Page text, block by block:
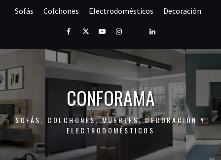
Sofás Colchones Electrodomésticos Decoración
FacebookTwitterYoutubeInstagramPinterestLinkedIn
CONFORAMA
SOFÁS, COLCHONES, MUEBLES, DECORACIÓN Y
ELECTRODOMÉSTICOS